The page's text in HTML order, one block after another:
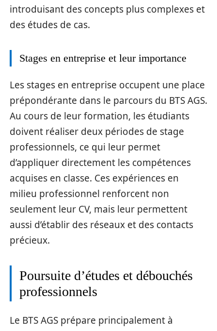
introduisant des concepts plus complexes et
des études de cas.
Stages en entreprise et leur importance
Les stages en entreprise occupent une place
prépondérante dans le parcours du BTS AGS.
Au cours de leur formation, les étudiants
doivent réaliser deux périodes de stage
professionnels, ce qui leur permet
d’appliquer directement les compétences
acquises en classe. Ces expériences en
milieu professionnel renforcent non
seulement leur CV, mais leur permettent
aussi d’établir des réseaux et des contacts
précieux.
Poursuite d’études et débouchés
professionnels
Le BTS AGS prépare principalement à